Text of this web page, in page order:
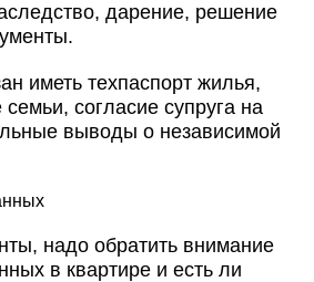
дарение, решение
иметь техпаспорт жилья,
семьи, согласие супруга на
выводы о независимой
надо обратить внимание
в квартире и есть ли